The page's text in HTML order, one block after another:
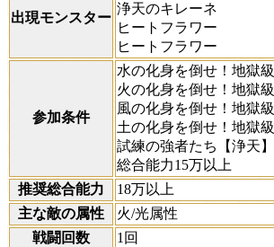
出現モンスター
浄天のキレーネ
ヒートフラワー
ヒートフラワー
参加条件
水の化身を倒せ！地獄級
火の化身を倒せ！地獄級
風の化身を倒せ！地獄級
土の化身を倒せ！地獄級
試練の強者たち【浄天】
総合能力15万以上
推奨総合能力
18万以上
主な敵の属性
火/光属性
戦闘回数
1回